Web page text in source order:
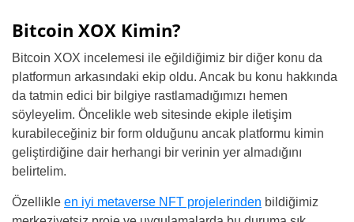
Bitcoin XOX Kimin?
Bitcoin XOX incelemesi ile eğildiğimiz bir diğer konu da
platformun arkasındaki ekip oldu. Ancak bu konu hakkında
da tatmin edici bir bilgiye rastlamadığımızı hemen
söyleyelim. Öncelikle web sitesinde ekiple iletişim
kurabileceğiniz bir form olduğunu ancak platformu kimin
geliştirdiğine dair herhangi bir verinin yer almadığını
belirtelim.
Özellikle en iyi metaverse NFT projelerinden bildiğimiz